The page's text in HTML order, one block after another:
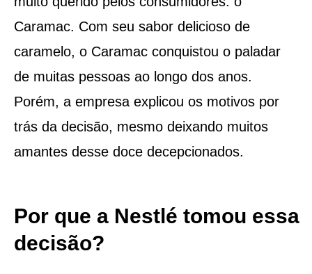
Caramac. Com seu sabor delicioso de
caramelo, o Caramac conquistou o paladar
de muitas pessoas ao longo dos anos.
Porém, a empresa explicou os motivos por
trás da decisão, mesmo deixando muitos
amantes desse doce decepcionados.
Por que a Nestlé tomou essa
decisão?